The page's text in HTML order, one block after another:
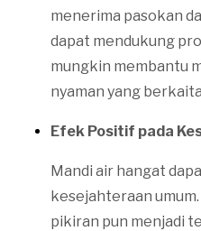
menerima pasokan
dapat mendukung
mungkin membantu
nyaman yang
Efek Positif pada
Mandi air hangat
kesejahteraan
pikiran pun menjadi